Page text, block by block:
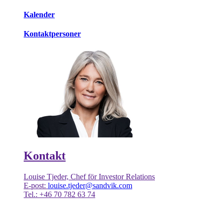
Kalender
Kontaktpersoner
Kontakt
Louise Tjeder, Chef för Investor Relations
E-post: louise.tjeder@sandvik.com
Tel.: +46 70 782 63 74